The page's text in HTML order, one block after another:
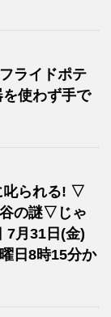
ライドポテ
を使わず手で
叱られる! ▽
の謎▽じゃ
7月31日(金)
日8時15分か